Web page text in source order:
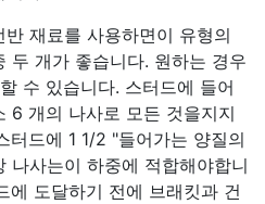
반 재료를 사용하면이 유형의
두 개가 좋습니다. 원하는 경우
수 있습니다. 스터드에 들어
6 개의 나사로 모든 ​​것을지지
터드에 1 1/2 "들어가는 양질의
나사는이 하중에 적합해야합니
에 도달하기 전에 브래킷과 건